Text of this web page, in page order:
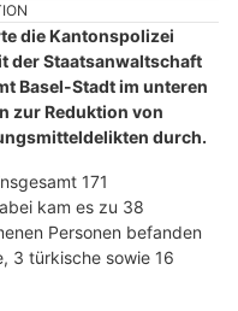
die Kantonspolizei
der Staatsanwaltschaft
Basel-Stadt im unteren
zur Reduktion von
durch.
171
kam es zu 38
Personen befanden
3 türkische sowie 16